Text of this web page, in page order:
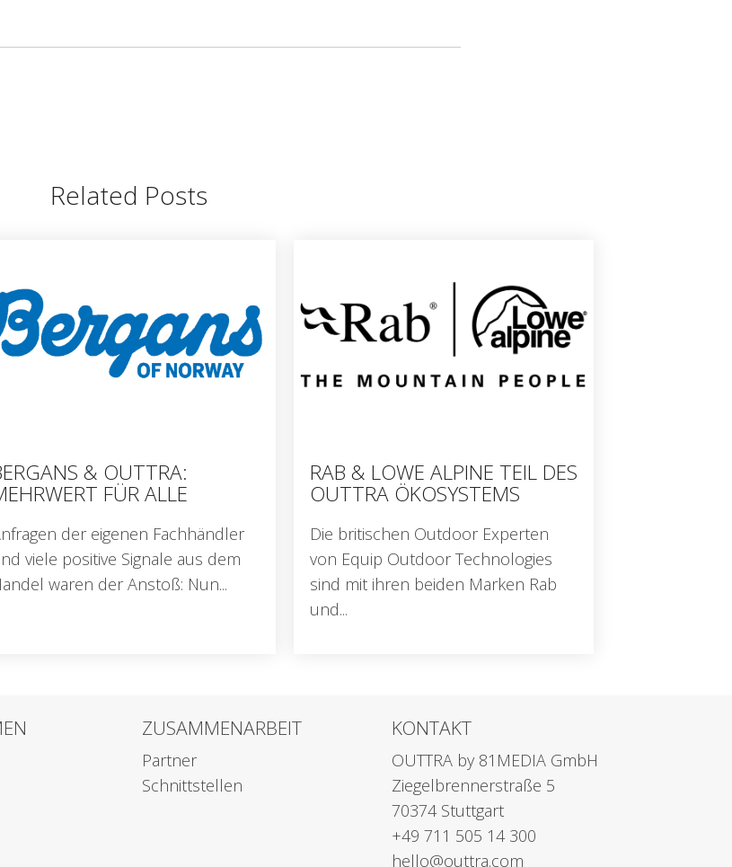
Related Posts
& OUTTRA:
FÜR ALLE
der eigenen Fachhändler
viele positive Signale aus dem
waren der Anstoß: Nun...
RAB & LOWE ALPINE TEIL DES
OUTTRA ÖKOSYSTEMS
Die britischen Outdoor Experten
von Equip Outdoor Technologies
sind mit ihren beiden Marken Rab
und...
ZUSAMMENARBEIT
Partner
Schnittstellen
KONTAKT
OUTTRA by 81MEDIA GmbH
Ziegelbrennerstraße 5
70374 Stuttgart
+49 711 505 14 300
hello@outtra.com